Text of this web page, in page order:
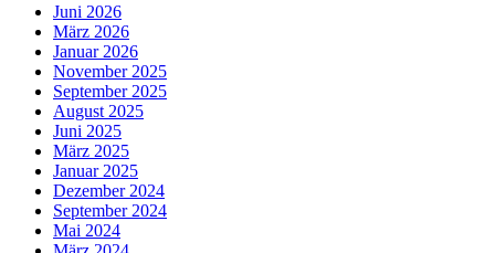
Juni 2026
März 2026
Januar 2026
November 2025
September 2025
August 2025
Juni 2025
März 2025
Januar 2025
Dezember 2024
September 2024
Mai 2024